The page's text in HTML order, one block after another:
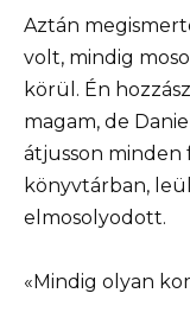
Aztán
volt, mindig
körül. Én
magam, de
átjusson minden
könyvtárban,
elmosolyodott.
«Mindig olyan